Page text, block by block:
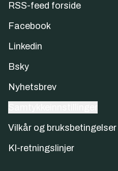
RSS-feed forside
Facebook
Linkedin
Bsky
Nyhetsbrev
Vilkår og bruksbetingelser
KI-retningslinjer